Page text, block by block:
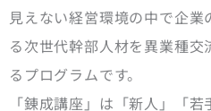
見えない経営環境の中で企
る次世代幹部人材を異業種
るプログラムです。
「錬成講座」は「新人」「若